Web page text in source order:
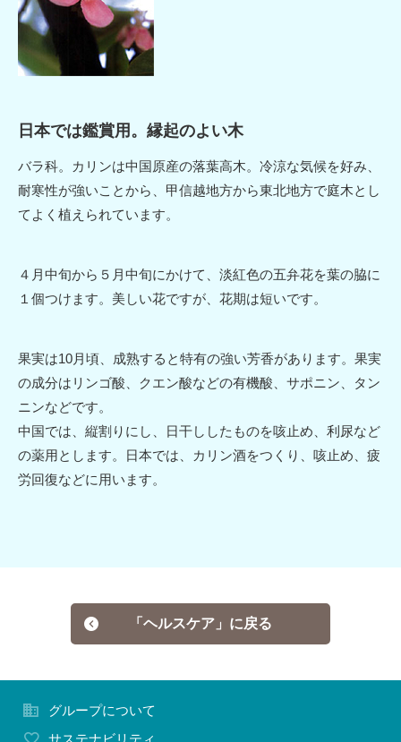
日本では鑑賞用。縁起のよい木
バラ科。カリンは中国原産の落葉高木。冷涼な気候を好み、
耐寒性が強いことから、甲信越地方から東北地方で庭木とし
てよく植えられています。
４月中旬から５月中旬にかけて、淡紅色の五弁花を葉の脇に
１個つけます。美しい花ですが、花期は短いです。
果実は10月頃、成熟すると特有の強い芳香があります。果実
の成分はリンゴ酸、クエン酸などの有機酸、サポニン、タン
ニンなどです。
中国では、縦割りにし、日干ししたものを咳止め、利尿など
の薬用とします。日本では、カリン酒をつくり、咳止め、疲
労回復などに用います。
「ヘルスケア」に戻る
グループについて
サステナビリティ